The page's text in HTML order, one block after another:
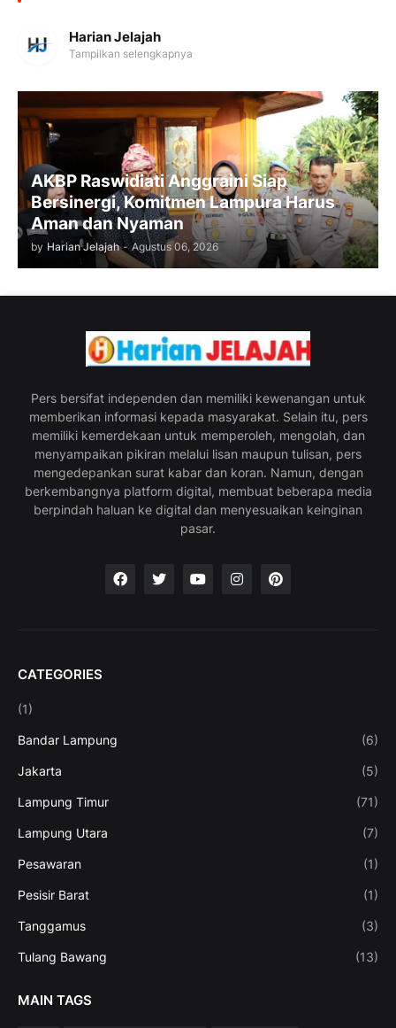
Harian Jelajah
Tampilkan selengkapnya
AKBP Raswidiati Anggraini Siap
Bersinergi, Komitmen Lampura Harus
Aman dan Nyaman
by Harian Jelajah - Agustus 06, 2026
Pers bersifat independen dan memiliki kewenangan untuk
memberikan informasi kepada masyarakat. Selain itu, pers
memiliki kemerdekaan untuk memperoleh, mengolah, dan
menyampaikan pikiran melalui lisan maupun tulisan, pers
mengedepankan surat kabar dan koran. Namun, dengan
berkembangnya platform digital, membuat beberapa media
berpindah haluan ke digital dan menyesuaikan keinginan
pasar.
CATEGORIES
(1)
Bandar Lampung (6)
Jakarta (5)
Lampung Timur (71)
Lampung Utara (7)
Pesawaran (1)
Pesisir Barat (1)
Tanggamus (3)
Tulang Bawang (13)
MAIN TAGS